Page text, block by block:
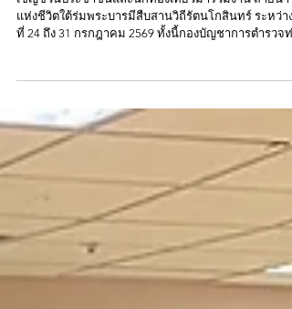
รัตนโกสินทร์
เชิญชวนประชาชนและนักท่องเที่ยวมาร่วมงาน สายน้ำ
เที่ยว ----------------- The public and tourists are invited to
attend the "River of Life Under the Royal Patronage:
Preserving the Rattanakosin Tradition" event. The
will take place from July 24th to 31st, 2026. The Tourist